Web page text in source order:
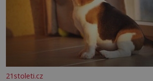
21stoleti.cz